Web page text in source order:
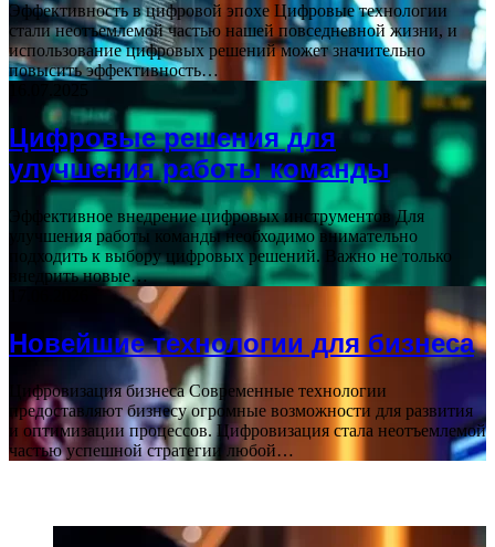
Эффективность в цифровой эпохе Цифровые технологии
стали неотъемлемой частью нашей повседневной жизни, и
использование цифровых решений может значительно
повысить эффективность…
Цифровые решения для
улучшения работы команды
Эффективное внедрение цифровых инструментов Для
улучшения работы команды необходимо внимательно
подходить к выбору цифровых решений. Важно не только
внедрить новые…
Новейшие технологии для бизнеса
Цифровизация бизнеса Современные технологии
предоставляют бизнесу огромные возможности для развития
и оптимизации процессов. Цифровизация стала неотъемлемой
частью успешной стратегии любой…